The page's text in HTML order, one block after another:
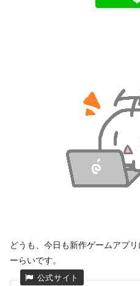
どうも、今日も新作ゲームアプ
ーらいです。